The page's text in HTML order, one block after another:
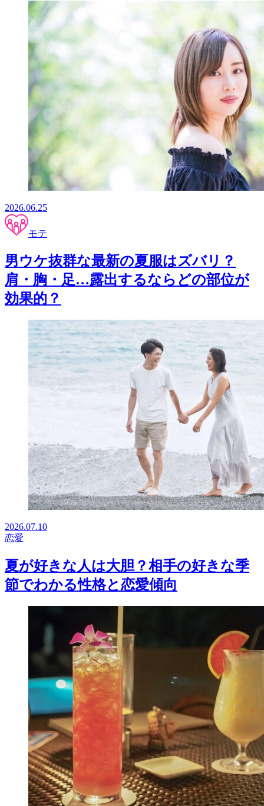
2026.06.25
モテ
男ウケ抜群な最新の夏服はズバリ？
肩・胸・足…露出するならどの部位が
効果的？
2026.07.10
恋愛
夏が好きな人は大胆？相手の好きな季
節でわかる性格と恋愛傾向